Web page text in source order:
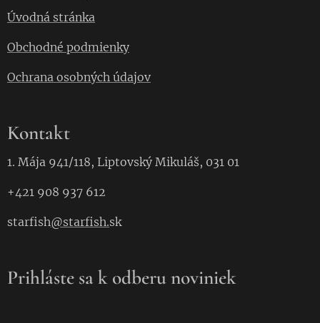
Úvodná stránka
Obchodné podmienky
Ochrana osobných údajov
Kontakt
1. Mája 941/118, Liptovský Mikuláš, 031 01
+421 908 937 612
starfish@starfish.sk
Prihláste sa k odberu noviniek